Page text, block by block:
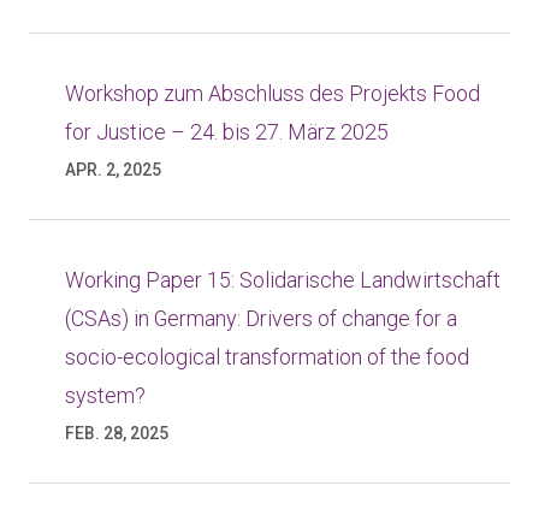
Workshop zum Abschluss des Projekts Food
for Justice – 24. bis 27. März 2025
APR. 2, 2025
Working Paper 15: Solidarische Landwirtschaft
(CSAs) in Germany: Drivers of change for a
socio-ecological transformation of the food
system?
FEB. 28, 2025